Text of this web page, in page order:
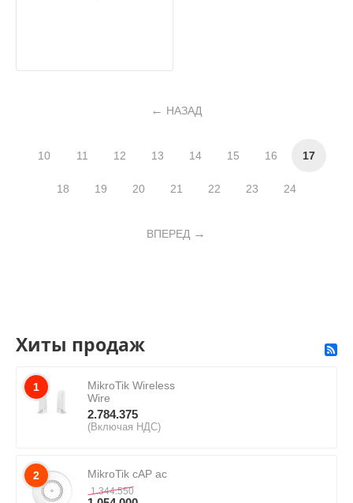
НАЗАД
10 11 12 13 14 15 16 17
18 19 20 21 22 23 24
ВПЕРЕД
Хиты продаж
1
MikroTik Wireless
Wire
2.784.375
(Включая НДС)
2 MikroTik cAP ac
1.344.550